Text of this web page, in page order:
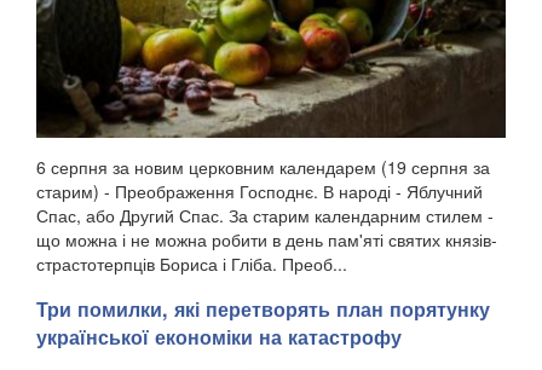
6 серпня за новим церковним календарем (19 серпня за
старим) - Преображення Господнє. В народі - Яблучний
Спас, або Другий Спас. За старим календарним стилем -
що можна і не можна робити в день пам'яті святих князів-
страстотерпців Бориса і Гліба. Преоб...
Три помилки, які перетворять план порятунку
української економіки на катастрофу